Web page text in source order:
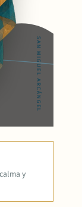
SAN MIGUEL ARCÁNGEL
y